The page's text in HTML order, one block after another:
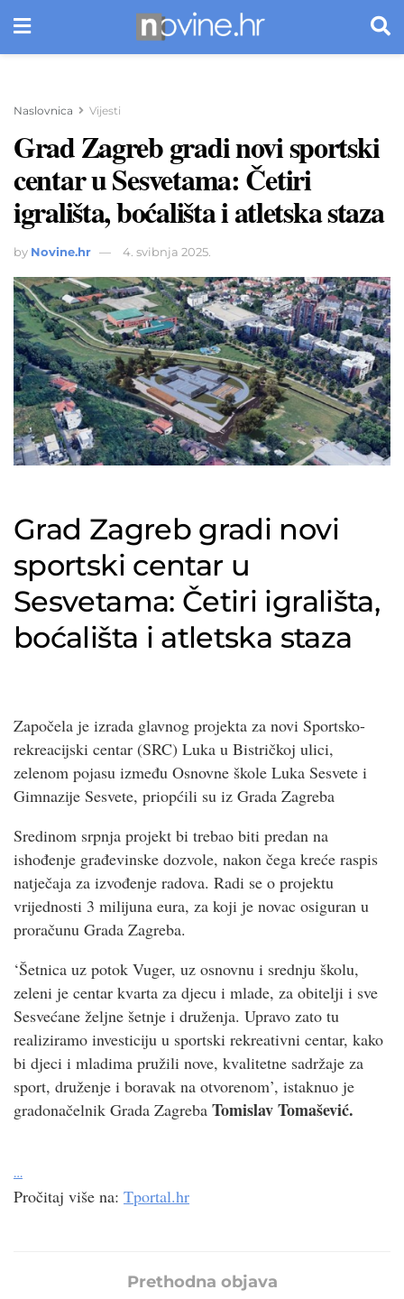
Naslovnica Vijesti
Grad Zagreb gradi novi sportski
centar u Sesvetama: Četiri
igrališta, boćališta i atletska staza
by Novine.hr 4. svibnja 2025.
Grad Zagreb gradi novi
sportski centar u
Sesvetama: Četiri igrališta,
boćališta i atletska staza
Započela je izrada glavnog projekta za novi Sportsko-
rekreacijski centar (SRC) Luka u Bistričkoj ulici,
zelenom pojasu između Osnovne škole Luka Sesvete i
Gimnazije Sesvete, priopćili su iz Grada Zagreba
Sredinom srpnja projekt bi trebao biti predan na
ishođenje građevinske dozvole, nakon čega kreće raspis
natječaja za izvođenje radova. Radi se o projektu
vrijednosti 3 milijuna eura, za koji je novac osiguran u
proračunu Grada Zagreba.
‘Šetnica uz potok Vuger, uz osnovnu i srednju školu,
zeleni je centar kvarta za djecu i mlade, za obitelji i sve
Sesvećane željne šetnje i druženja. Upravo zato tu
realiziramo investiciju u sportski rekreativni centar, kako
bi djeci i mladima pružili nove, kvalitetne sadržaje za
sport, druženje i boravak na otvorenom’, istaknuo je
gradonačelnik Grada Zagreba Tomislav Tomašević.
…
Pročitaj više na: Tportal.hr
Prethodna objava